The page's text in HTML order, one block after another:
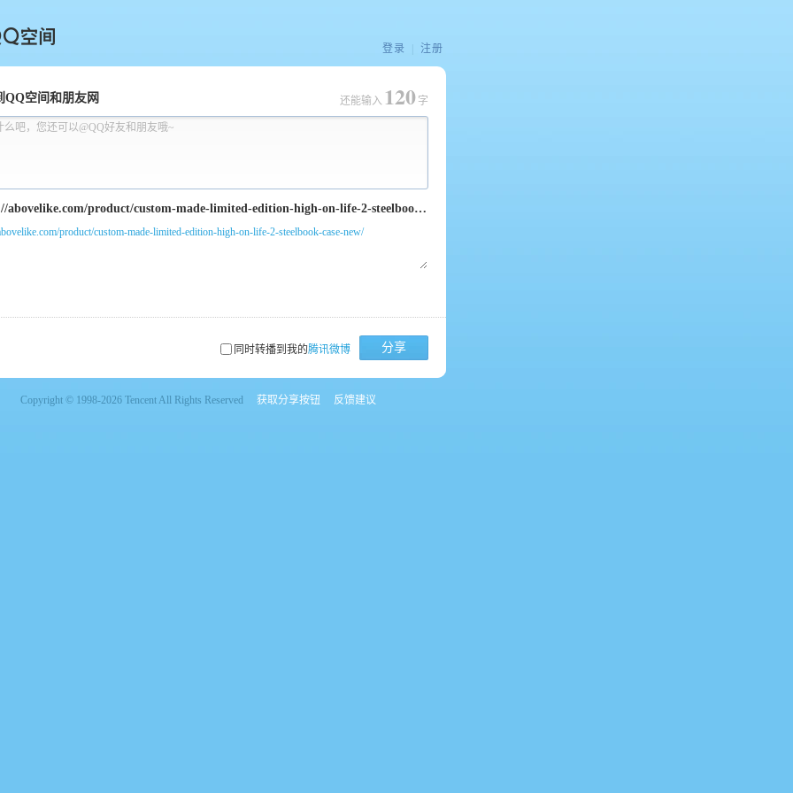
间
登录 注册
QQ空间和朋友网
么吧，您还可以@QQ好友和朋友哦~
还能输入 120 字
product/custom-made-limited-edition-high-on-life-2-steelbook-case-new/
同时转播到我的腾讯微博 分享
Copyright © 1998-2026 Tencent All Rights Reserved 获取分享按钮 反馈建议